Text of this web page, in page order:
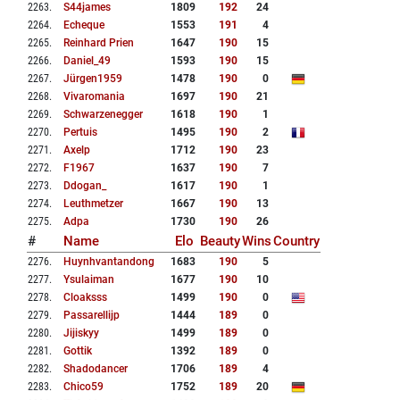
2263. S44james 1809 192
24
2264. Echeque 1553 191
4
2265. Reinhard Prien 1647 190
15
2266. Daniel_49 1593 190
15
2267. Jürgen1959 1478 190
0
2268. Vivaromania 1697 190
21
2269. Schwarzenegger 1618 190
1
2270. Pertuis 1495 190
2
2271 . Axelp 1712 190
23
2272. F1967 1637 190
7
2273. Ddogan_ 1617 190
1
2274. Leuthmetzer 1667 190
13
2275. Adpa 1730 190 26
# Name Elo BeautyWinsCountry
2276. Huynhvantandong 1683 190
5
2277. Ysulaiman 1677 190
10
2278. Cloaksss 1499 190
0
2279. Passarellijp 1444 189
0
2280. Jijiskyy 1499 189
0
2281 . Gottik 1392 189
0
2282. Shadodancer 1706 189
4
2283. Chico59 1752 189
20